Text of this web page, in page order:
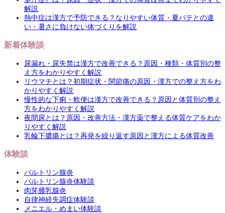
解説
熱中症は漢方で予防できる？なりやすい体質・夏バテとの違
い・暑さに負けない体づくりを解説
新着体験談
尿漏れ・尿失禁は漢方で改善できる？原因・種類・体質別の整
え方をわかりやすく解説
リウマチとは？初期症状・関節痛の原因・漢方での整え方をわ
かりやすく解説
慢性的な下痢・軟便は漢方で改善できる？原因と体質別の整え
方をわかりやすく解説
夜間尿とは？原因・改善方法・漢方薬で整える体質ケアをわか
りやすく解説
乳輪下膿瘍とは？再発を繰り返す原因と漢方による体質改善
体験談
バルトリン腺炎
バルトリン腺炎体験談
肉芽腫乳腺炎
自律神経失調症体験談
メニエル・めまい体験談